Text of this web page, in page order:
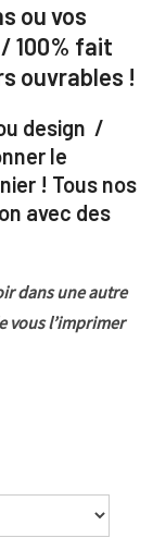
ou vos
100% fait
ouvrables !
design /
le
! Tous nos
avec des
dans une autre
vous l’imprimer